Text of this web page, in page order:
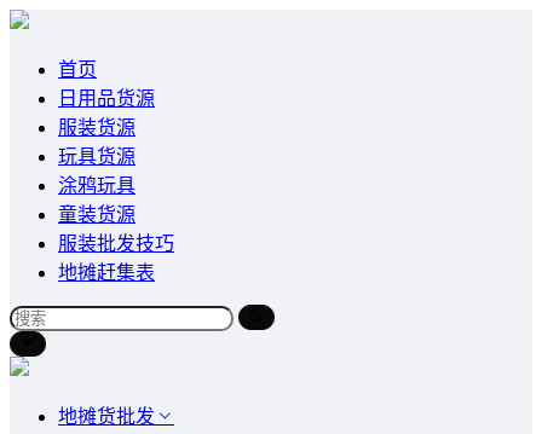
首页
日用品货源
服装货源
玩具货源
涂鸦玩具
童装货源
服装批发技巧
地摊赶集表
地摊货批发